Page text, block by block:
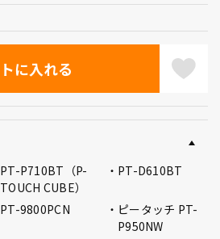
PT-P710BT（P-
TOUCH CUBE）
PT-D610BT
PT-9800PCN
ピータッチ PT-
P950NW